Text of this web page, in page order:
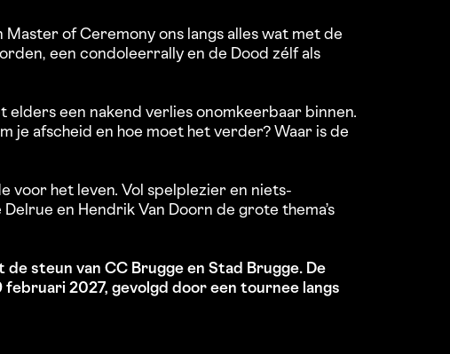
of Ceremony ons langs alles wat met de
een condoleerrally en de Dood zélf als
een nakend verlies onomkeerbaar binnen.
je afscheid en hoe moet het verder? Waar is de
voor het leven. Vol spelplezier en niets-
en Hendrik Van Doorn de grote thema’s
de steun van CC Brugge en Stad Brugge. De
2027, gevolgd door een tournee langs